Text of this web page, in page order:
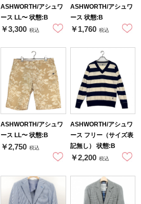
ASHWORTH/アシュワ
ース LL〜 状態:B
￥3,300 税込
ASHWORTH/アシュワ
ース 状態:B
￥1,760 税込
ASHWORTH/アシュワ
ース LL〜 状態:B
￥2,750 税込
ASHWORTH/アシュワ
ース フリー（サイズ表
記無し） 状態:B
￥2,200 税込